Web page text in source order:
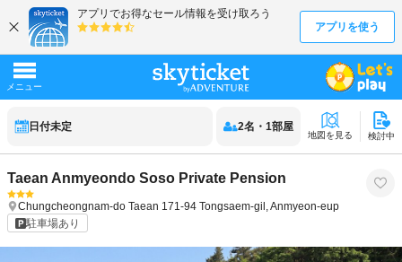
日付未定 2名 ・ 1部屋
地図を見る 検討中
Taean Anmyeondo Soso Private Pension
Chungcheongnam-do Taean 171-94 Tongsaem-gil, Anmyeon-eup
駐車場あり